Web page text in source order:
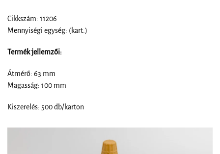
Cikkszám: 11206
Mennyiségi egység: (kart.)
Termék jellemzői:
Átmérő: 63 mm
Magasság: 100 mm
Kiszerelés: 500 db/karton